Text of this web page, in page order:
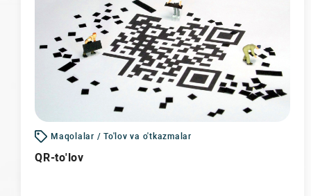
Maqolalar / To'lov va o'tkazmalar
QR-to'lov